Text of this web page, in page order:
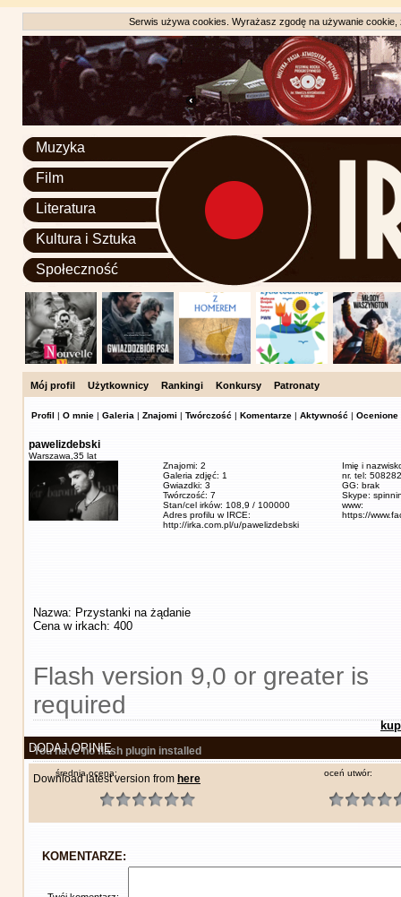
Serwis używa cookies. Wyrażasz zgodę na używanie
Muzyka
Film
Literatura
Kultura i Sztuka
Społeczność
Mój profil Użytkownicy Rankingi Konkursy Patronaty
Profil | O mnie | Galeria | Znajomi | Twórczość | Komentarze | Aktywność | Ocenione
pawelizdebski
Warszawa, 35 lat
Znajomi: 2
Galeria zdjęć: 1
Gwiazdki: 3
Twórczość: 7
Stan/cel irków: 108,9 / 100000
Adres profilu w IRCE:
http://irka.com.pl/u/pawelizdebski
Imię i
nr. tel:
GG: brak
Skype:
www:
https://
Nazwa: Przystanki na żądanie
Cena w irkach: 400
Flash version 9,0 or greater is
required
You have no flash plugin installed
Download latest version from here
DODAJ OPINIĘ
średnia ocena: oceń utwór:
KOMENTARZE: